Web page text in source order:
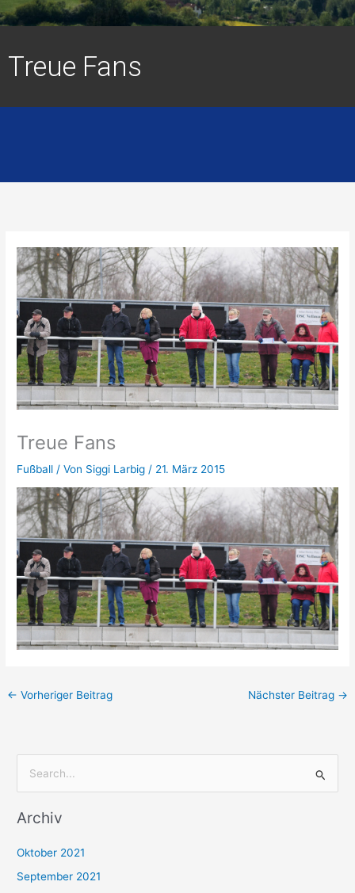
Treue Fans
Treue Fans
Fußball / Von Siggi Larbig / 21. März 2015
← Vorheriger Beitrag Nächster Beitrag →
c
n
Archiv
Oktober 2021
September 2021